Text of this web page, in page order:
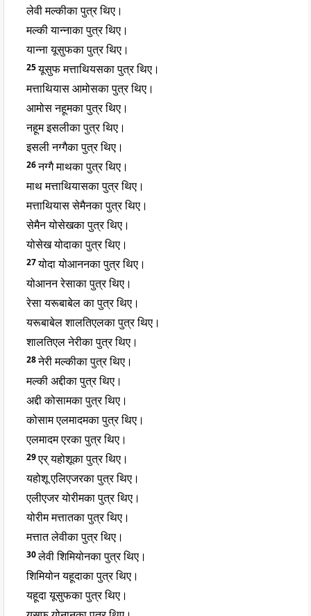
लेवी मल्कीका पुत्र थिए।
मल्की यान्नाका पुत्र थिए।
यान्ना यूसुफका पुत्र थिए।
25यूसुफ मत्ताथियसका पुत्र थिए।
मत्ताथियास आमोसका पुत्र थिए।
आमोस नहूमका पुत्र थिए।
नहूम इसलीका पुत्र थिए।
इसली नग्गैका पुत्र थिए।
26नग्गै माथका पुत्र थिए।
माथ मत्ताथियासका पुत्र थिए।
मत्ताथियास सेमैनका पुत्र थिए।
सेमैन योसेखका पुत्र थिए।
योसेख योदाका पुत्र थिए।
27योदा योआननका पुत्र थिए।
योआनन रेसाका पुत्र थिए।
रेसा यरूबाबेल का पुत्र थिए।
यरूबाबेल शालतिएलका पुत्र थिए।
शालतिएल नेरीका पुत्र थिए।
28नेरी मल्कीका पुत्र थिए।
मल्की अद्दीका पुत्र थिए।
अद्दी कोसामका पुत्र थिए।
कोसाम एलमादमका पुत्र थिए।
एलमादम एरका पुत्र थिए।
29एर् यहोशूका पुत्र थिए।
यहोशू एलिएजरका पुत्र थिए।
एलीएजर योरीमका पुत्र थिए।
योरीम मत्तातका पुत्र थिए।
मत्तात लेवीका पुत्र थिए।
30लेवी शिमियोनका पुत्र थिए।
शिमियोन यहूदाका पुत्र थिए।
यहूदा यूसुफका पुत्र थिए।